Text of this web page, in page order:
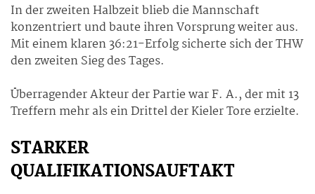
In der zweiten Halbzeit blieb die Mannschaft
konzentriert und baute ihren Vorsprung weiter aus.
Mit einem klaren 36:21-Erfolg sicherte sich der THW
den zweiten Sieg des Tages.
Überragender Akteur der Partie war F. A., der mit 13
Treffern mehr als ein Drittel der Kieler Tore erzielte.
STARKER
QUALIFIKATIONSAUFTAKT